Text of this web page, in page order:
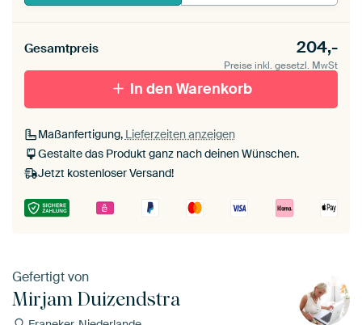
Gesamtpreis 204,-
Preise inkl. gesetzl. MwSt
In den Warenkorb
Maßanfertigung, Lieferzeiten anzeigen
Gestalte das Produkt ganz nach deinen Wünschen.
Jetzt kostenloser Versand!
Gefertigt von
Mirjam Duizendstra